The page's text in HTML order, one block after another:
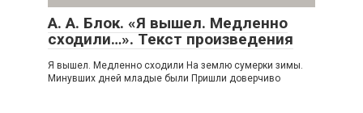
А. А. Блок. «Я вышел. Медленно
сходили…». Текст произведения
Я вышел. Медленно сходили На землю сумерки зимы.
Минувших дней младые были Пришли доверчиво